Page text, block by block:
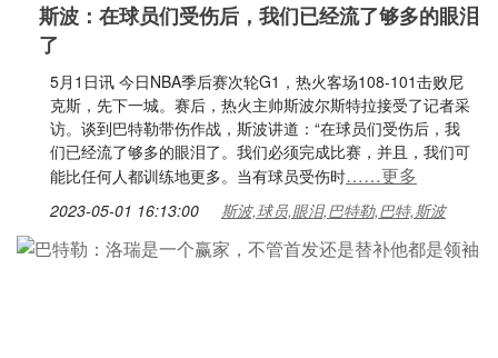
斯波：在球员们受伤后，我们已经流了够多的眼泪
了
5月1日讯 今日NBA季后赛次轮G1，热火客场108-101击败尼
克斯，先下一城。赛后，热火主帅斯波尔斯特拉接受了记者采
访。谈到巴特勒带伤作战，斯波讲道：“在球员们受伤后，我
们已经流了够多的眼泪了。我们必须完成比赛，并且，我们可
能比任何人都训练地更多。当有球员受伤时……更多
2023-05-01 16:13:00 斯波,球员,眼泪,巴特勒,巴特,斯波